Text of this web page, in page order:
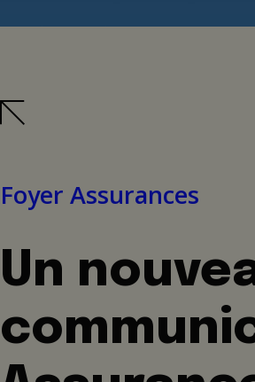
Foyer Assurances
Un